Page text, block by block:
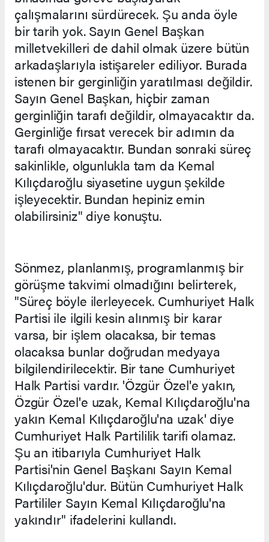
çalışmalarını sürdürecek. Şu anda öyle
bir tarih yok. Sayın Genel Başkan
milletvekilleri de dahil olmak üzere bütün
arkadaşlarıyla istişareler ediliyor. Burada
istenen bir gerginliğin yaratılması değildir.
Sayın Genel Başkan, hiçbir zaman
gerginliğin tarafı değildir, olmayacaktır da.
Gerginliğe fırsat verecek bir adımın da
tarafı olmayacaktır. Bundan sonraki süreç
sakinlikle, olgunlukla tam da Kemal
Kılıçdaroğlu siyasetine uygun şekilde
işleyecektir. Bundan hepiniz emin
olabilirsiniz" diye konuştu.
Sönmez, planlanmış, programlanmış bir
görüşme takvimi olmadığını belirterek,
"Süreç böyle ilerleyecek. Cumhuriyet Halk
Partisi ile ilgili kesin alınmış bir karar
varsa, bir işlem olacaksa, bir temas
olacaksa bunlar doğrudan medyaya
bilgilendirilecektir. Bir tane Cumhuriyet
Halk Partisi vardır. 'Özgür Özel'e yakın,
Özgür Özel'e uzak, Kemal Kılıçdaroğlu'na
yakın Kemal Kılıçdaroğlu'na uzak' diye
Cumhuriyet Halk Partililik tarifi olamaz.
Şu an itibarıyla Cumhuriyet Halk
Partisi'nin Genel Başkanı Sayın Kemal
Kılıçdaroğlu'dur. Bütün Cumhuriyet Halk
Partililer Sayın Kemal Kılıçdaroğlu'na
yakındır" ifadelerini kullandı.